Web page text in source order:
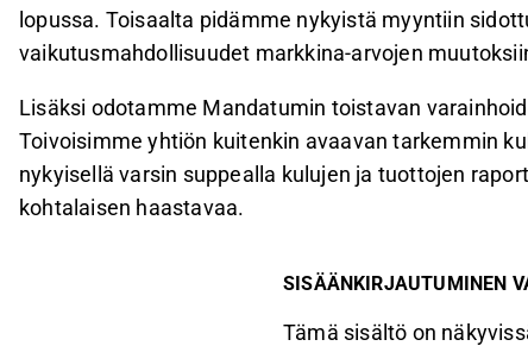
lopussa. Toisaalta pidämme nykyistä myyntiin
vaikutusmahdollisuudet markkina-arvojen
Lisäksi odotamme Mandatumin toistavan
Toivoisimme yhtiön kuitenkin avaavan tarkemmin
nykyisellä varsin suppealla kulujen ja tuottojen
kohtalaisen haastavaa.
SISÄÄNKIRJAUTUMINEN
Tämä sisältö on